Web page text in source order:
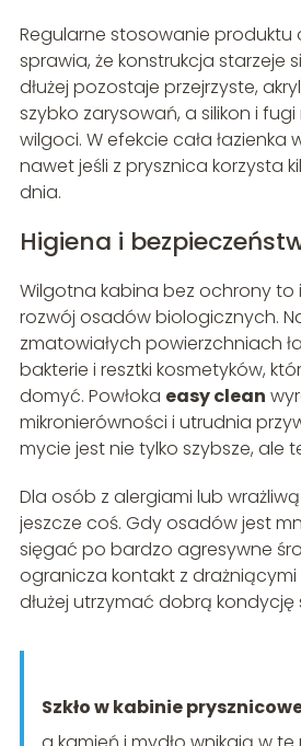
Regularne stosowanie
sprawia, że konstrukcja starzeje
dłużej pozostaje przejrzyste,
szybko zarysowań, a silikon i
wilgoci. W efekcie cała łazienka
nawet jeśli z prysznica korzysta
dnia.
Higiena i
Wilgotna kabina bez ochrony to
rozwój osadów biologicznych.
zmatowiałych powierzchniach
bakterie i resztki kosmetyków,
domyć. Powłoka easy clean
mikronierówności i utrudnia
mycie jest nie tylko szybsze, ale
Dla osób z alergiami lub
jeszcze coś. Gdy osadów jest
sięgać po bardzo agresywne
ogranicza kontakt z
dłużej utrzymać dobrą kondycję
Szkło w kabinie